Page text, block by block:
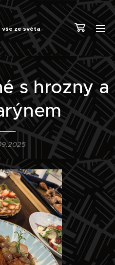
vše ze světa
s hrozny a